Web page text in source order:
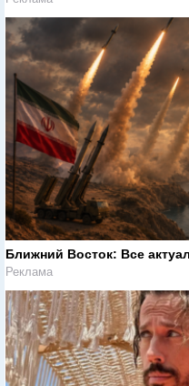
Ближний Восток: Все
Реклама